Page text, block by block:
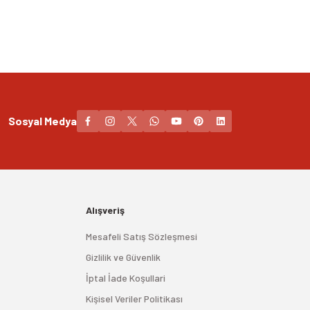
Sosyal Medya
Alışveriş
Mesafeli Satış Sözleşmesi
Gizlilik ve Güvenlik
İptal İade Koşullari
Kişisel Veriler Politikası